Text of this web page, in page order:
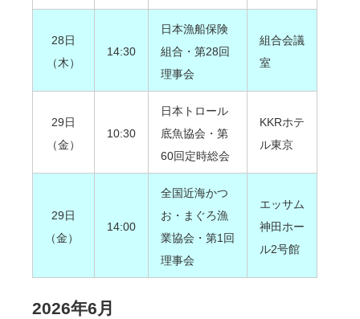
28日
（木）
14:30
日本漁船保険
組合・第28回
理事会
組合会議
室
29日
（金）
10:30
日本トロール
底魚協会・第
60回定時総会
KKRホテ
ル東京
29日
（金）
14:00
全国近海かつ
お・まぐろ漁
業協会・第1回
理事会
エッサム
神田ホー
ル2号館
2026年6月